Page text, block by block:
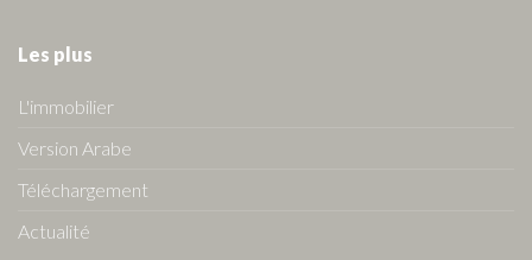
Les plus
L'immobilier
Version Arabe
Téléchargement
Actualité